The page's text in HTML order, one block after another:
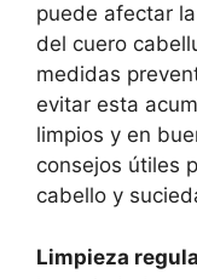
puede afectar
del cuero
medidas
evitar esta
limpios y en
consejos útiles
cabello y
Limpieza